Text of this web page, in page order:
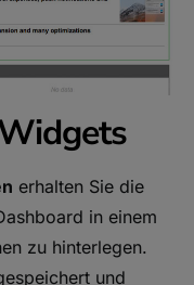
erhalten Sie die
in einem
zu hinterlegen.
und